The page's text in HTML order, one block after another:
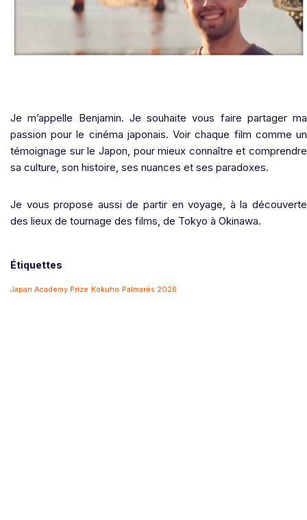
Je m’appelle Benjamin. Je souhaite vous faire partager ma
passion pour le cinéma japonais. Voir chaque film comme un
témoignage sur le Japon, pour mieux connaître et comprendre
sa culture, son histoire, ses nuances et ses paradoxes.
Je vous propose aussi de partir en voyage, à la découverte
des lieux de tournage des films, de Tokyo à Okinawa.
Étiquettes
Japan Academy Prize Kokuho Palmarès 2026